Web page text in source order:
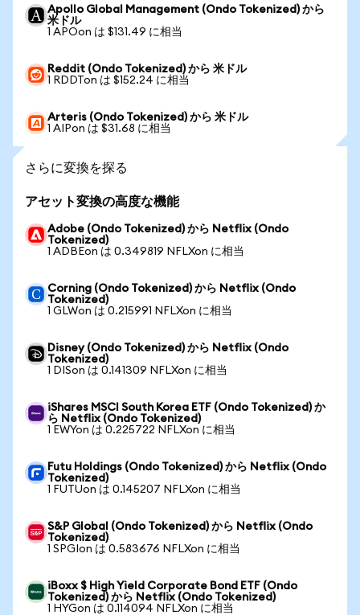
Apollo Global Management (Ondo Tokenized) から
米ドル
1 APOon は $131.49 に相当
Reddit (Ondo Tokenized) から 米ドル
1 RDDTon は $152.24 に相当
Arteris (Ondo Tokenized) から 米ドル
1 AIPon は $31.68 に相当
さらに変換を探る
アセット変換の高度な機能
Adobe (Ondo Tokenized) から Netflix (Ondo
Tokenized)
1 ADBEon は 0.349819 NFLXon に相当
Corning (Ondo Tokenized) から Netflix (Ondo
Tokenized)
1 GLWon は 0.215991 NFLXon に相当
Disney (Ondo Tokenized) から Netflix (Ondo
Tokenized)
1 DISon は 0.141309 NFLXon に相当
iShares MSCI South Korea ETF (Ondo Tokenized) か
ら Netflix (Ondo Tokenized)
1 EWYon は 0.225722 NFLXon に相当
Futu Holdings (Ondo Tokenized) から Netflix (Ondo
Tokenized)
1 FUTUon は 0.145207 NFLXon に相当
S&P Global (Ondo Tokenized) から Netflix (Ondo
Tokenized)
1 SPGIon は 0.583676 NFLXon に相当
iBoxx $ High Yield Corporate Bond ETF (Ondo
Tokenized) から Netflix (Ondo Tokenized)
1 HYGon は 0.114094 NFLXon に相当